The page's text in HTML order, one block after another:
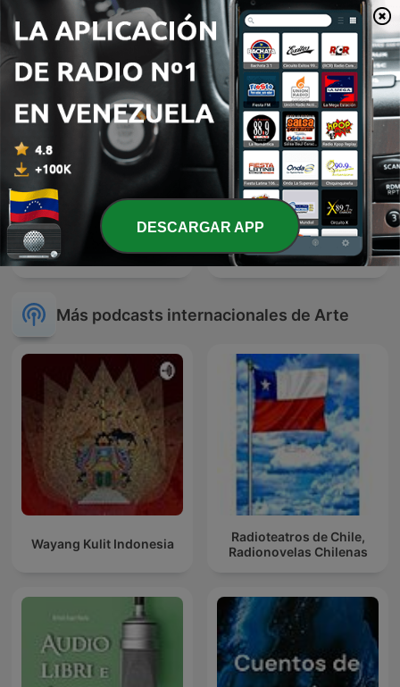
Cuentos Salmos
Erotische Geschichten Mucia
Más podcasts internacionales de Arte
Wayang Kulit Indonesia
Radioteatros de Chile,
Radionovelas Chilenas
DESCARGAR APP